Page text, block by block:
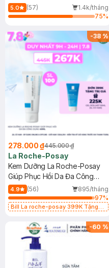
Dầu 500ml
5.0 (57)
1.4k/tháng
75%
-38%
278.000 ₫445.000 ₫
La Roche-Posay
Kem Dưỡng La Roche-Posay
Giúp Phục Hồi Da Đa Công
Dụng 40ml
4.9 (56)
895/tháng
97%
Bill La roche-posay 399K Tặng
(SL có hạn)
-60 %